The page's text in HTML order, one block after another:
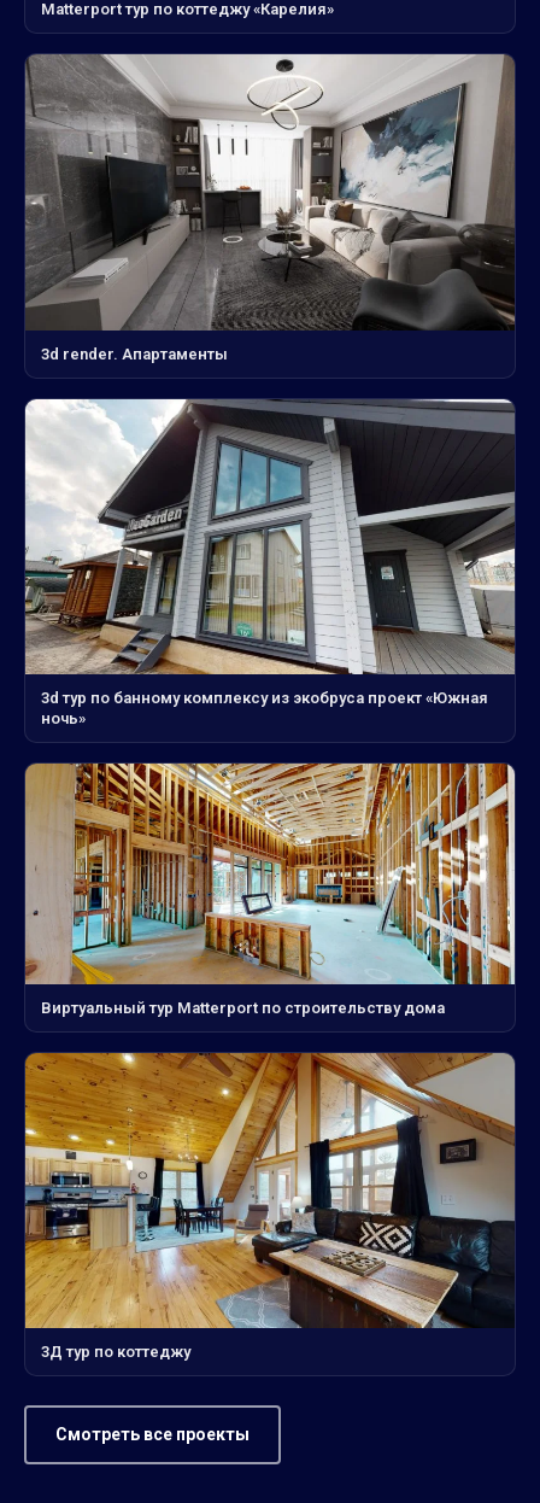
Matterport тур по коттеджу «Карелия»
3d render. Апартаменты
3d тур по банному комплексу из экобруса проект «Южная
ночь»
Виртуальный тур Matterport по строительству дома
3Д тур по коттеджу
Смотреть все проекты